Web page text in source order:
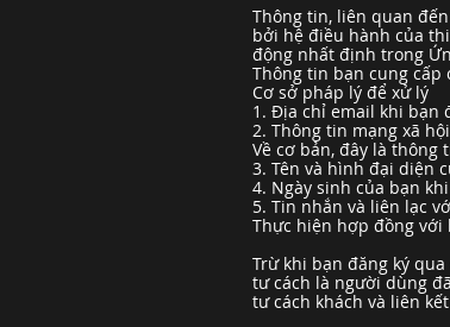
Thông tin, liên quan
bởi hệ điều hành của
động nhất định trong
Thông tin bạn cung cấp
Cơ sở pháp lý để xử lý
1. Địa chỉ email khi bạn
2. Thông tin mạng xã
Về cơ bản, đây là thông
3. Tên và hình đại diện
4. Ngày sinh của bạn
5. Tin nhắn và liên lạc
Thực hiện hợp đồng với
Trừ khi bạn đăng ký
tư cách là người dùng
tư cách khách và liên